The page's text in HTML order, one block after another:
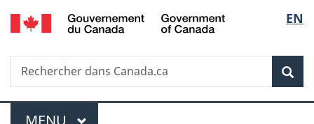
Passer
au
principal
de
la
EN
Recherche
Rechercher
dans
Menu